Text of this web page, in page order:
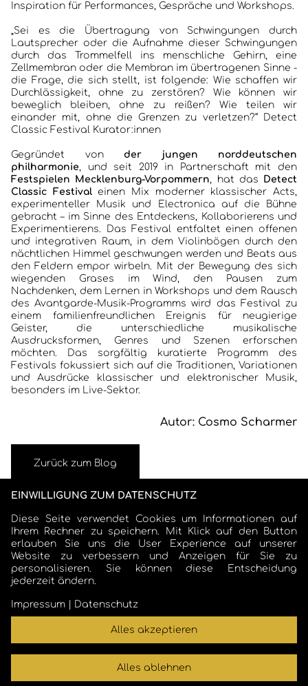
ANKÜNDIGUNGEN KONZERTE/ FESTIVALS
KONTAKT
Inspiration für Performances, Gespräche und Workshops.
„Sei es die Übertragung von Schwingungen durch
Lautsprecher oder die Aufnahme dieser Schwingungen
durch das Trommelfell ins menschliche Gehirn, eine
Zellmembran oder die Membran im übertragenen Sinne -
die Frage, die sich stellt, ist folgende: Wie schaffen wir
Durchlässigkeit, ohne zu zerstören? Wie können wir
beweglich bleiben, ohne zu reißen? Wie teilen wir
einander mit, ohne die Grenzen zu verletzen?“ Detect
Classic Festival Kurator:innen
Gegründet von der jungen norddeutschen
philharmonie, und seit 2019 in Partnerschaft mit den
Festspielen Mecklenburg-Vorpommern, hat das Detect
Classic Festivaleinen Mix moderner klassischer Acts,
experimenteller Musik und Electronica auf die Bühne
gebracht – im Sinne des Entdeckens, Kollaborierens und
Experimentierens. Das Festival entfaltet einen offenen
und integrativen Raum, in dem Violinbögen durch den
nächtlichen Himmel geschwungen werden und Beats aus
den Feldern empor wirbeln. Mit der Bewegung des sich
wiegenden Grases im Wind, den Pausen zum
Nachdenken, dem Lernen in Workshops und dem Rausch
des Avantgarde-Musik-Programms wird das Festival zu
einem familienfreundlichen Ereignis für neugierige
Geister, die unterschiedliche musikalische
Ausdrucksformen, Genres und Szenen erforschen
möchten. Das sorgfältig kuratierte Programm des
Festivals fokussiert sich auf die Traditionen, Variationen
und Ausdrücke klassischer und elektronischer Musik,
besonders im Live-Sektor.
Autor: Cosmo Scharmer
Zurück zum Blog
COSMO SCHARMER
cosmo.scharmer@t-online.de|Impressum|Datenschutz
EINWILLIGUNG ZUM DATENSCHUTZ
Diese Seite verwendet Cookies um Informationen auf
Ihrem Rechner zu speichern. Mit Klick auf den Button
erlauben Sie uns die User Experience auf unserer
Website zu verbessern und Anzeigen für Sie zu
personalisieren. Sie können diese Entscheidung
jederzeit ändern.
Impressum Datenschutz
Alles akzeptieren
Alles ablehnen